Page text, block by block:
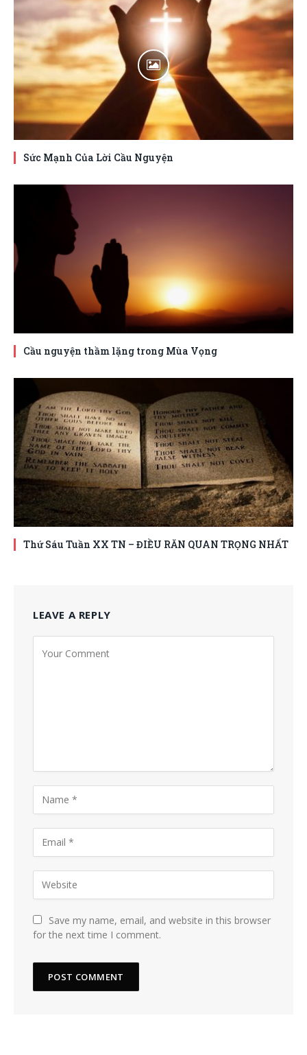
Sức Mạnh Của Lời Cầu Nguyện
Cầu nguyện thầm lặng trong Mùa Vọng
Thứ Sáu Tuần XX TN – ĐIỀU RĂN QUAN TRỌNG NHẤT
LEAVE A REPLY
Save my name, email, and website in this browser
for the next time I comment.